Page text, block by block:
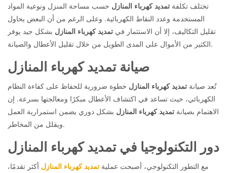
تختلف تكلفة تمديد كهرباء المنازل حسب مساحة المنزل ونوعية المواد
المستخدمة وعدد النقاط الكهربائية. وعلى الرغم من أن البعض يحاول
تقليل التكاليف، إلا أن الاستثمار في تمديد كهرباء المنازل بشكل جيد يوفر
الكثير من الأموال على المدى الطويل من خلال تقليل الأعطال والصيانة.
صيانة تمديد كهرباء المنازل
تُعد صيانة تمديد كهرباء المنازل خطوة ضرورية للحفاظ على كفاءة النظام
الكهربائي، حيث تساعد في اكتشاف الأعطال مبكرًا ومعالجتها بسرعة. إن
الاهتمام بصيانة تمديد كهرباء المنازل بشكل دوري يضمن استمرارية العمل
ويقلل من المخاطر.
دور التكنولوجيا في تمديد كهرباء المنازل
مع التطور التكنولوجي، أصبحت عملية تمديد كهرباء المنازل أكثر تقدمًا،